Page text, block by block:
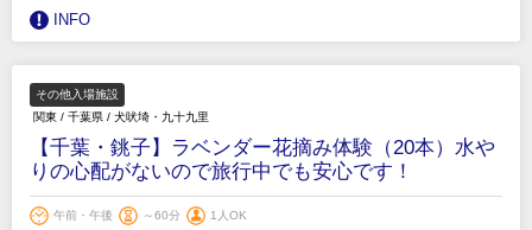
INFO
その他入場施設
関東 / 千葉県 / 犬吠埼・九十九里
【千葉・銚子】ラベンダー花摘み体験（20本）水や
りの心配がないので旅行中でも安心です！
午前・午後 ～60分
1人OK